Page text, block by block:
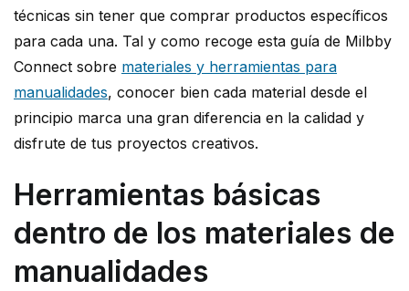
técnicas sin tener que comprar productos específicos
para cada una. Tal y como recoge esta guía de Milbby
Connect sobre materiales y herramientas para
manualidades, conocer bien cada material desde el
principio marca una gran diferencia en la calidad y
disfrute de tus proyectos creativos.
Herramientas básicas
dentro de los materiales de
manualidades